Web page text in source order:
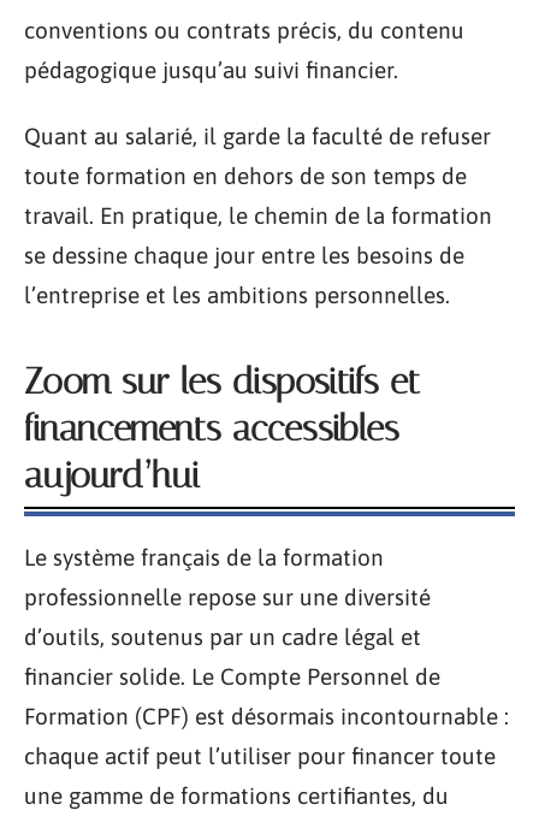
conventions ou contrats précis, du contenu
pédagogique jusqu’au suivi financier.
Quant au salarié, il garde la faculté de refuser
toute formation en dehors de son temps de
travail. En pratique, le chemin de la formation
se dessine chaque jour entre les besoins de
l’entreprise et les ambitions personnelles.
Zoom sur les dispositifs et
financements accessibles
aujourd’hui
Le système français de la formation
professionnelle repose sur une diversité
d’outils, soutenus par un cadre légal et
financier solide. Le Compte Personnel de
Formation (CPF) est désormais incontournable :
chaque actif peut l’utiliser pour financer toute
une gamme de formations certifiantes, du